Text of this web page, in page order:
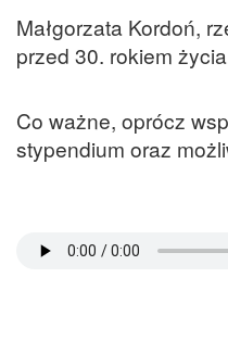
Małgorzata Kordoń,
przed 30. rokiem
Co ważne, oprócz
stypendium oraz